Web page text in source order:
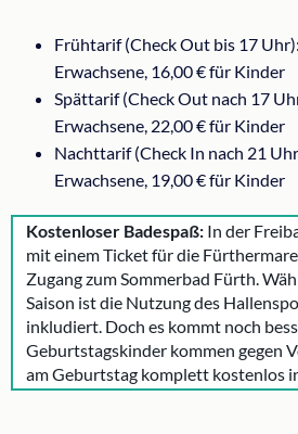
Frühtarif (Check Out bis 17
Erwachsene, 16,00 € für Kinder
Spättarif (Check Out nach 17
Erwachsene, 22,00 € für Kinder
Nachttarif (Check In nach 21
Erwachsene, 19,00 € für Kinder
Kostenloser Badespaß: In der
mit einem Ticket für die
Zugang zum Sommerbad Fürth.
Saison ist die Nutzung des
inkludiert. Doch es kommt noch
Geburtstagskinder kommen gegen
am Geburtstag komplett kostenlos